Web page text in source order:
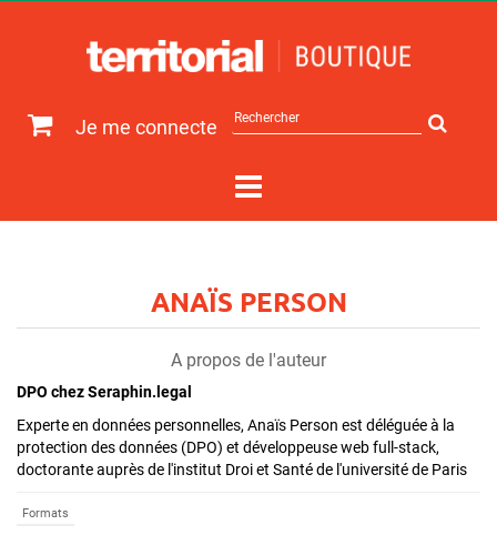
Je me connecte
sur
ANAÏS PERSON
A propos de l'auteur
DPO chez Seraphin.legal
Experte en données personnelles, Anaïs Person est déléguée à la
protection des données (DPO) et développeuse web full-stack,
doctorante auprès de l'institut Droi et Santé de l'université de Paris
Formats